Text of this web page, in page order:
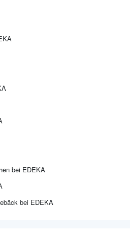
bei EDEKA
bei EDEKA